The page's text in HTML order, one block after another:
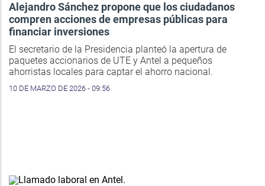
Alejandro Sánchez propone que los ciudadanos
compren acciones de empresas públicas para
financiar inversiones
El secretario de la Presidencia planteó la apertura de
paquetes accionarios de UTE y Antel a pequeños
ahorristas locales para captar el ahorro nacional.
10 DE MARZO DE 2026 - 09:56